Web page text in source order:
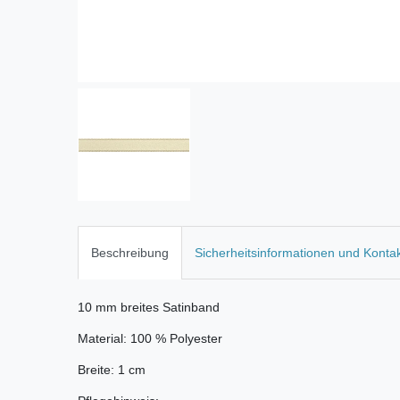
Beschreibung Sicherheitsinformationen und
10 mm breites Satinband
Material: 100 % Polyester
Breite: 1 cm